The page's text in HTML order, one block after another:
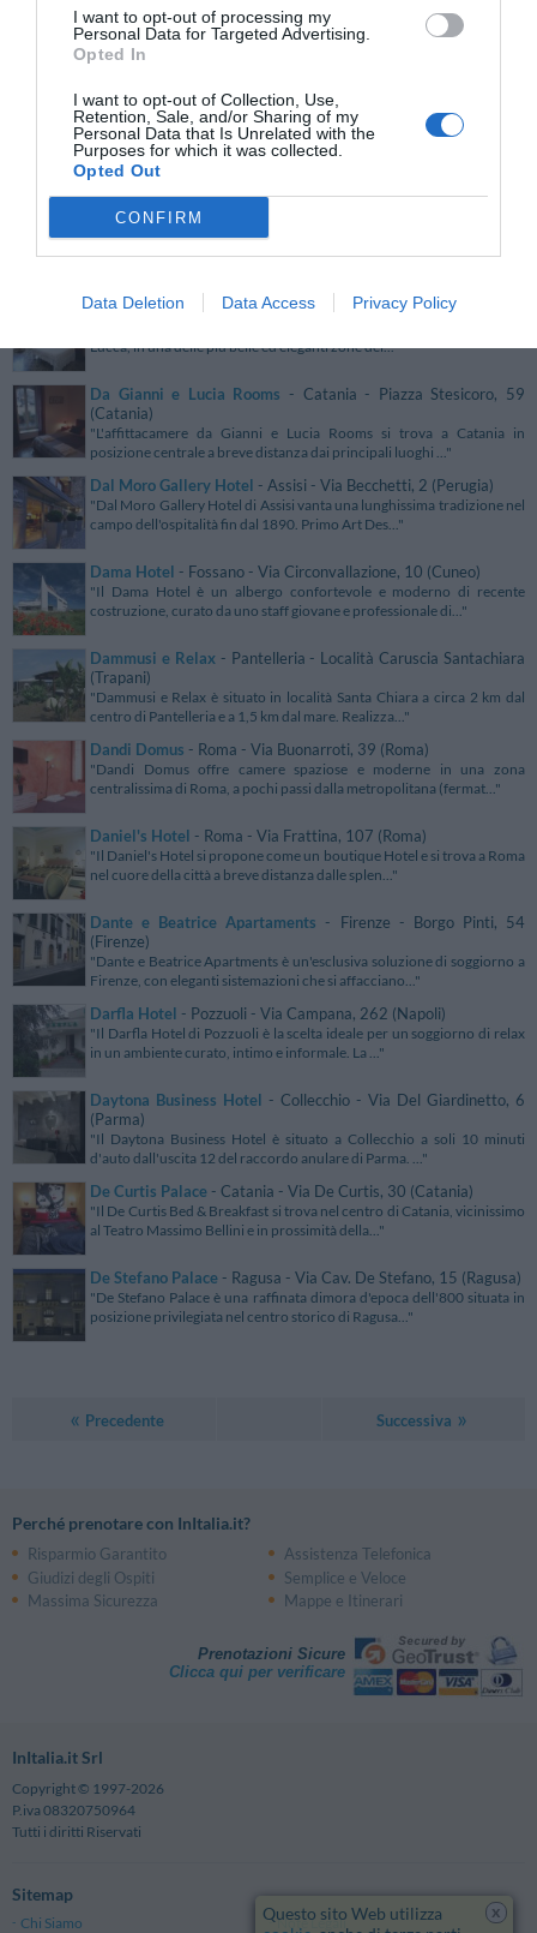
I want to opt-out of processing my
Personal Data for Targeted Advertising.
Opted In
I want to opt-out of Collection, Use,
Retention, Sale, and/or Sharing of my
Personal Data that Is Unrelated with the
Purposes for which it was collected.
Opted Out
CONFIRM
Data Deletion Data Access Privacy Policy
Golfo di Squillace, circondato da un verde giardino a ..."
Cult'n'sea - La casetta dell'Artista- Palermo - Via San
Sebastiano, 13 (Palermo)
nel cuore di Palermo, a soli 50 mt dal Porto tu..."
Da Benedetta - Vetralla - Via Francesco Petrarca (Viterbo)
"L'albergo Da Benedetta sorge sulla Via Cassia nei pressi del centro
storico di Vetralla. Inaugurata il 10 agosto del 20..."
Da Carla- Gambolò - Frazione Molino D'isella, 3 (Pavia)
"La Trattoria con Locanda Da Carla si trova a Gambolò nel cuore del
Parco del Ticino. Immerso nella natura è il luogo ..."
Da Elisa Alle Sette Arti- Lucca - via Elisa, 25 (Lucca)
Lucca, in una delle più belle ed eleganti zone del..."
Da Gianni e Lucia Rooms - Catania - Piazza Stesicoro, 59
(Catania)
"L'affittacamere da Gianni e Lucia Rooms si trova a Catania in
posizione centrale a breve distanza dai principali luoghi ..."
Dal Moro Gallery Hotel - Assisi - Via Becchetti, 2 (Perugia)
"Dal Moro Gallery Hotel di Assisi vanta una lunghissima tradizione nel
campo dell'ospitalità fin dal 1890. Primo Art Des..."
Dama Hotel - Fossano - Via Circonvallazione, 10 (Cuneo)
"Il Dama Hotel è un albergo confortevole e moderno di recente
costruzione, curato da uno staff giovane e professionale di..."
Dammusi e Relax- Pantelleria - Località Caruscia Santachiara
(Trapani)
"Dammusi e Relax è situato in località Santa Chiara a circa 2 km dal
centro di Pantelleria e a 1,5 km dal mare. Realizza..."
Dandi Domus - Roma - Via Buonarroti, 39 (Roma)
"Dandi Domus offre camere spaziose e moderne in una zona
centralissima di Roma, a pochi passi dalla metropolitana (fermat..."
Daniel's Hotel - Roma - Via Frattina, 107 (Roma)
"Il Daniel's Hotel si propone come un boutique Hotel e si trova a Roma
nel cuore della città a breve distanza dalle splen..."
Dante e Beatrice Apartaments - Firenze - Borgo Pinti, 54
(Firenze)
"Dante e Beatrice Apartments è un'esclusiva soluzione di soggiorno a
Firenze, con eleganti sistemazioni che si affacciano..."
Darfla Hotel - Pozzuoli - Via Campana, 262 (Napoli)
"Il Darfla Hotel di Pozzuoli è la scelta ideale per un soggiorno di relax
in un ambiente curato, intimo e informale. La ..."
Daytona Business Hotel - Collecchio - Via Del Giardinetto, 6
(Parma)
"Il Daytona Business Hotel è situato a Collecchio a soli 10 minuti
d'auto dall'uscita 12 del raccordo anulare di Parma. ..."
De Curtis Palace - Catania - Via De Curtis, 30 (Catania)
"Il De Curtis Bed & Breakfast si trova nel centro di Catania, vicinissimo
al Teatro Massimo Bellini e in prossimità della..."
De Stefano Palace - Ragusa - Via Cav. De Stefano, 15 (Ragusa)
"De Stefano Palace è una raffinata dimora d'epoca dell'800 situata in
posizione privilegiata nel centro storico di Ragusa..."
Precedente Successiva
Perché prenotare con InItalia.it?
Risparmio Garantito
Assistenza Telefonica
Giudizi degli Ospiti
Semplice e Veloce
Massima Sicurezza
Mappe e Itinerari
Prenotazioni Sicure
Clicca qui per verificare
InItalia.it Srl
Copyright © 1997-2026
P.iva 08320750964
Tutti i diritti Riservati
Sitemap
Chi Siamo Note Legali
x
Questo sito Web utilizza